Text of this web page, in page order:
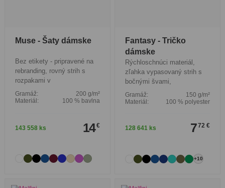
Muse - Šaty dámske
Bez etikety - pripravené na
rebranding, rovný strih s
rozpakami v
Gramáž:
200 g/m²
Materiál:
100 % bavlna
143 558 ks 14 €
Fantasy - Tričko
dámske
Rýchloschnúci materiál,
zľahka vypasovaný strih s
bočnými švami,
Gramáž:
150 g/m²
Materiál:
100 % polyester
128 641 ks 7 72 €
+10